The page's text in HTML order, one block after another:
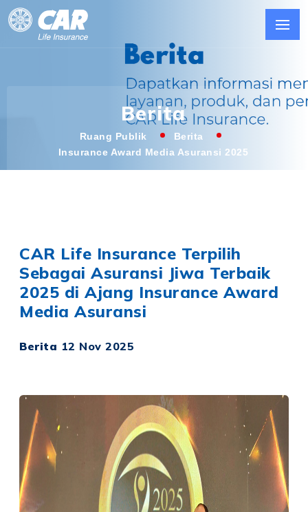
Berita
Ruang Publik
Berita
Insurance Award Media Asuransi 2025
CAR Life Insurance Terpilih
Sebagai Asuransi Jiwa Terbaik
2025 di Ajang Insurance Award
Media Asuransi
Berita 12 Nov 2025